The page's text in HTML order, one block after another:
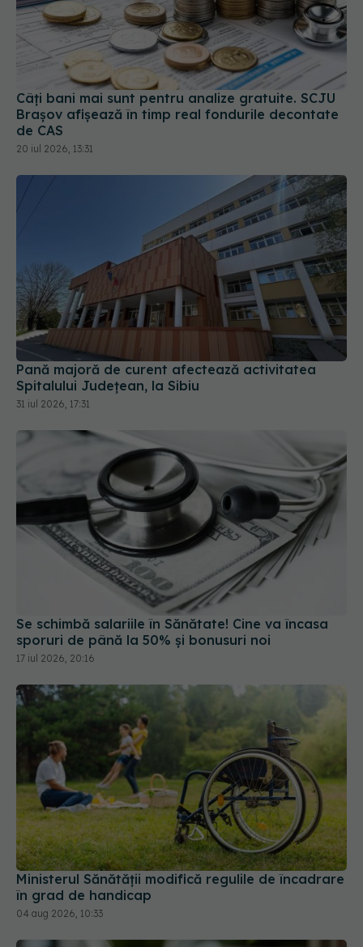
Câți bani mai sunt pentru analize gratuite. SCJU
Brașov afișează în timp real fondurile decontate
de CAS
20 iul 2026, 13:31
Pană majoră de curent afectează activitatea
Spitalului Județean, la Sibiu
31 iul 2026, 17:31
Se schimbă salariile în Sănătate! Cine va încasa
sporuri de până la 50% și bonusuri noi
17 iul 2026, 20:16
Ministerul Sănătății modifică regulile de încadrare
în grad de handicap
04 aug 2026, 10:33